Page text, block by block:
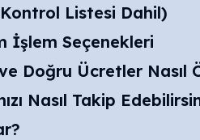
Listesi Dahil)
İşlem Seçenekleri
Doğru Ücretler Nasıl
Nasıl Takip